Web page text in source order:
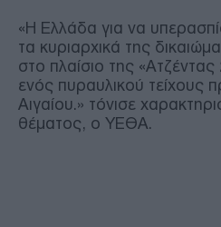
«Η Ελλάδα για να
τα κυριαρχικά της
στο πλαίσιο της
ενός πυραυλικού τείχους
Αιγαίου.» τόνισε
θέματος, ο ΥΕΘΑ.